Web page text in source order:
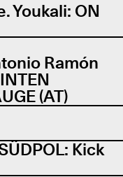
Youkali: ON
Ramón
(AT)
Kick